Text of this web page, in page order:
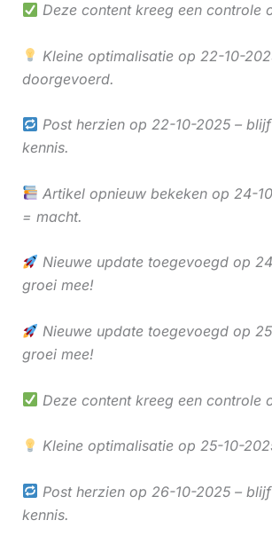
Deze content kreeg een controle
Kleine optimalisatie op 22-10-
doorgevoerd.
Post herzien op 22-10-2025 –
kennis.
Artikel opnieuw bekeken op 24-
= macht.
Nieuwe update toegevoegd op
groei mee!
Nieuwe update toegevoegd op
groei mee!
Deze content kreeg een controle
Kleine optimalisatie op 25-10-
Post herzien op 26-10-2025 –
kennis.